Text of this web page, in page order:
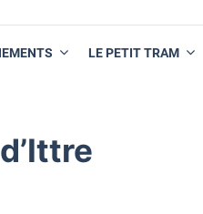
LE PETIT TRAM